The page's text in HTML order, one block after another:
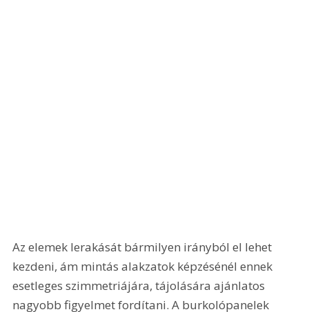
Az elemek lerakását bármilyen irányból el lehet
kezdeni, ám mintás alakzatok képzésénél ennek
esetleges szimmetriájára, tájolására ajánlatos
nagyobb figyelmet fordítani. A burkolópanelek